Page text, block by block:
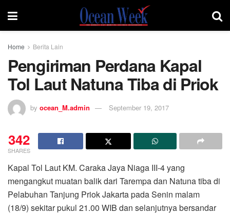
Home Berita Lain
Pengiriman Perdana Kapal
Tol Laut Natuna Tiba di Priok
by ocean_M.admin September 19, 2017
342
SHARES
Kapal Tol Laut KM. Caraka Jaya Niaga III-4 yang
mengangkut muatan balik dari Tarempa dan Natuna tiba di
Pelabuhan Tanjung Priok Jakarta pada Senin malam
(18/9) sekitar pukul 21.00 WIB dan selanjutnya bersandar